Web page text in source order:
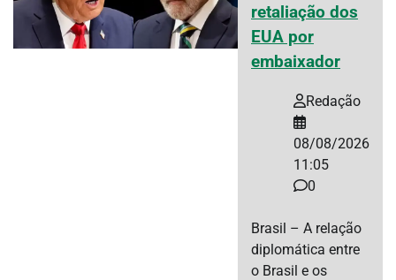
retaliação dos
EUA por
embaixador
Redação
08/08/2026
11:05
0
Brasil – A relação
diplomática entre
o Brasil e os